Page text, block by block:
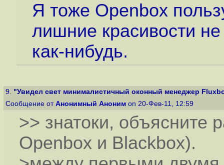
Я тоже Openbox
лишние красивости
как-нибудь.
9. "Увидел свет минималистичный оконный менеджер
Сообщение от Анонимный Аноним on 20-Фев-11, 12:59
>> знатоки, объясните
Openbox и Blackbox).